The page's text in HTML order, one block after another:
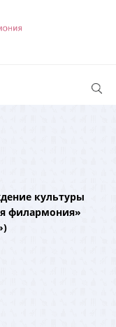
культуры
филармония»